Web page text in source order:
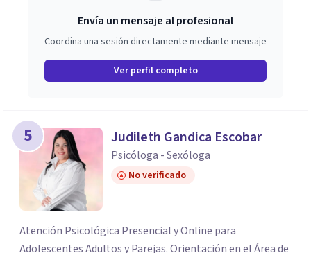
Envía un mensaje al profesional
Coordina una sesión directamente mediante mensaje
Ver perfil completo
5 Judileth Gandica Escobar
Psicóloga - Sexóloga
No verificado
Atención Psicológica Presencial y Online para
Adolescentes Adultos y Parejas. Orientación en el Área de